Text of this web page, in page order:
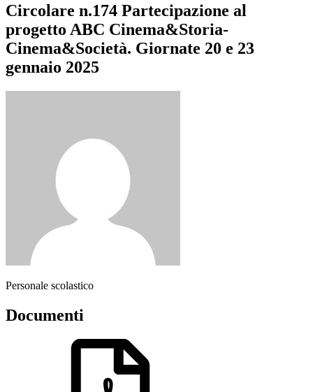
Circolare n.174 Partecipazione al
progetto ABC Cinema&Storia-
Cinema&Società. Giornate 20 e 23
gennaio 2025
Personale scolastico
Documenti